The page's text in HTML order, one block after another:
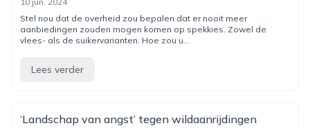
Stel nou dat de overheid zou bepalen dat er nooit meer
aanbiedingen zouden mogen komen op spekkies. Zowel de
vlees- als de suikervarianten. Hoe zou u...
Lees verder
‘Landschap van angst’ tegen wildaanrijdingen